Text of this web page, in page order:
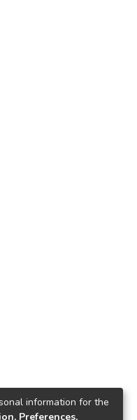
information for the
Preferences,